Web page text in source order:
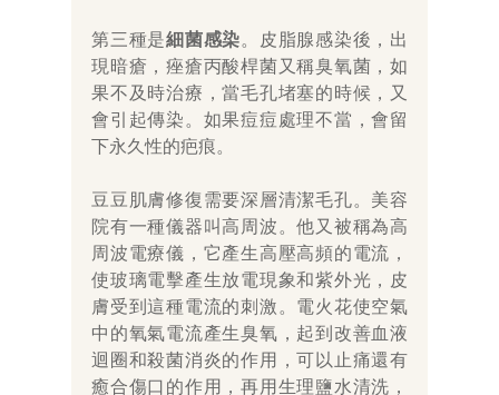
第三種是細菌感染。皮脂腺感染後，出
現暗瘡，痤瘡丙酸桿菌又稱臭氧菌，如
果不及時治療，當毛孔堵塞的時候，又
會引起傳染。如果痘痘處理不當，會留
下永久性的疤痕。
豆豆肌膚修復需要深層清潔毛孔。美容
院有一種儀器叫高周波。他又被稱為高
周波電療儀，它產生高壓高頻的電流，
使玻璃電擊產生放電現象和紫外光，皮
膚受到這種電流的刺激。電火花使空氣
中的氧氣電流產生臭氧，起到改善血液
迴圈和殺菌消炎的作用，可以止痛還有
癒合傷口的作用，再用生理鹽水清洗，